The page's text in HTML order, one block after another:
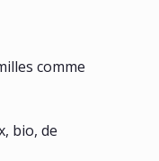
comme
bio, de